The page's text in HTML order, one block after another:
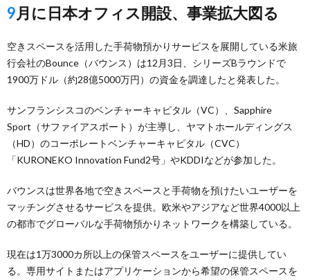
9月に日本オフィス開設、事業拡大図る
空きスペースを活用した手荷物預かりサービスを展開している米旅
行会社のBounce（バウンス）は12月3日、シリーズBラウンドで
1900万ドル（約28億5000万円）の資金を調達したと発表した。
サンフランシスコのベンチャーキャピタル（VC）、Sapphire
Sport（サファイアスポート）が主導し、ヤマトホールディングス
（HD）のコーポレートベンチャーキャピタル（CVC）
「KURONEKO Innovation Fund2号」やKDDIなどが参加した。
バウンスは世界各地で空きスペースと手荷物を預けたいユーザーを
マッチングさせるサービスを提供。欧米やアジアなど世界4000以上
の都市でグローバルな手荷物預かりネットワークを構築している。
現在は1万3000カ所以上の保管スペースをユーザーに提供してい
る。専用サイトまたはアプリケーションから希望の保管スペースを